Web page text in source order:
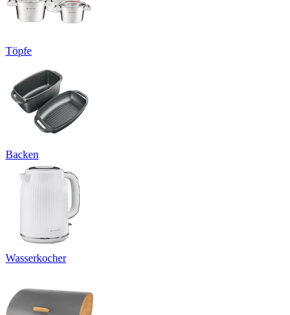
Töpfe
Backen
Wasserkocher